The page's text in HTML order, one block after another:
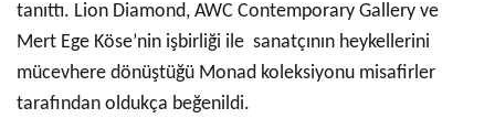
tanıttı. Lion Diamond, AWC Contemporary Gallery ve
Mert Ege Köse’nin işbirliği ile sanatçının heykellerini
mücevhere dönüştüğü Monad koleksiyonu misafirler
tarafından oldukça beğenildi.